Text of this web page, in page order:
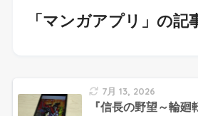
「マンガアプリ」の記
7月 13, 2026
『信長の野望～輪廻